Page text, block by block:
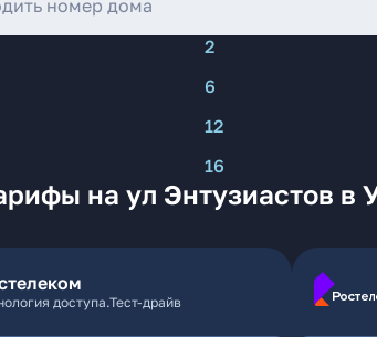
2
6
12
16
на ул Энтузиастов в
доступа.Тест-драйв